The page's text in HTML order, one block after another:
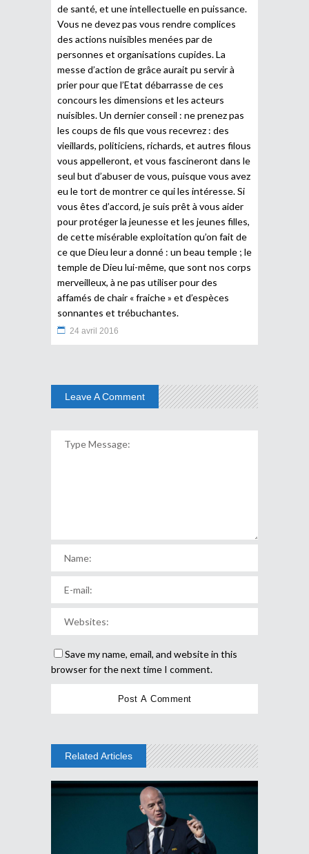
de santé, et une intellectuelle en puissance.
Vous ne devez pas vous rendre complices
des actions nuisibles menées par de
personnes et organisations cupides. La
messe d’action de grâce aurait pu servir à
prier pour que l’Etat débarrasse de ces
concours les dimensions et les acteurs
nuisibles. Un dernier conseil : ne prenez pas
les coups de fils que vous recevrez : des
vieillards, politiciens, richards, et autres filous
vous appelleront, et vous fascineront dans le
seul but d’abuser de vous, puisque vous avez
eu le tort de montrer ce qui les intéresse. Si
vous êtes d’accord, je suis prêt à vous aider
pour protéger la jeunesse et les jeunes filles,
de cette misérable exploitation qu’on fait de
ce que Dieu leur a donné : un beau temple ; le
temple de Dieu lui-même, que sont nos corps
merveilleux, à ne pas utiliser pour des
affamés de chair « fraiche » et d’espèces
sonnantes et trébuchantes.
24 avril 2016
Leave A Comment
Save my name, email, and website in this
browser for the next time I comment.
Related Articles